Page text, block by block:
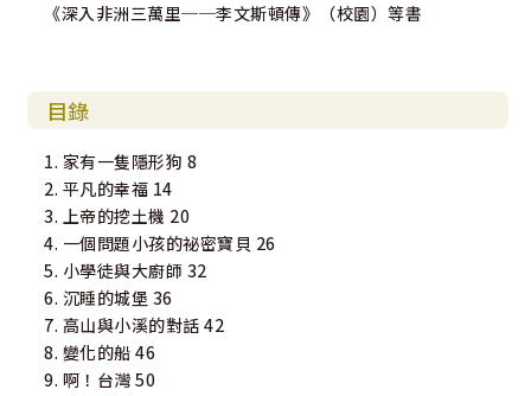
《深入非洲三萬里──李文斯頓傳》（校園）等書
目錄
1. 家有一隻隱形狗 8
2. 平凡的幸福 14
3. 上帝的挖土機 20
4. 一個問題小孩的祕密寶貝 26
5. 小學徒與大廚師 32
6. 沉睡的城堡 36
7. 高山與小溪的對話 42
8. 變化的船 46
9. 啊！台灣 50